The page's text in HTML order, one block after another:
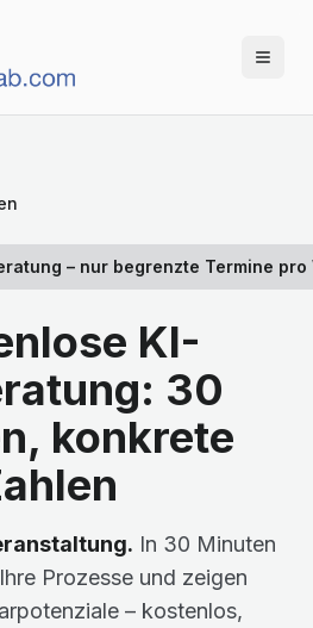
– nur begrenzte Termine pro
KI-
30
konkrete
In 30 Minuten
Prozesse und zeigen
– kostenlos,